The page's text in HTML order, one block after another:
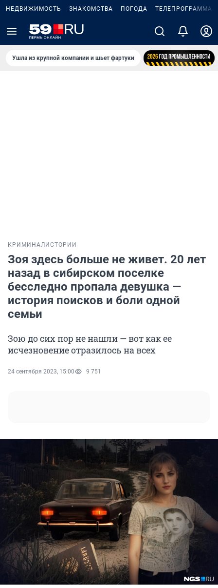
НЕДВИЖИМОСТЬ ЗНАКОМСТВА ПОГОДА ТЕЛЕПРОГРАММА
Ушла из крупной компании и шьет фартуки
КРИМИНАЛ ИСТОРИИ
Зоя здесь больше не живет. 20 лет
назад в сибирском поселке
бесследно пропала девушка —
история поисков и боли одной
семьи
Зою до сих пор не нашли — вот как ее
исчезновение отразилось на всех
24 сентября 2023, 15:00 9 751